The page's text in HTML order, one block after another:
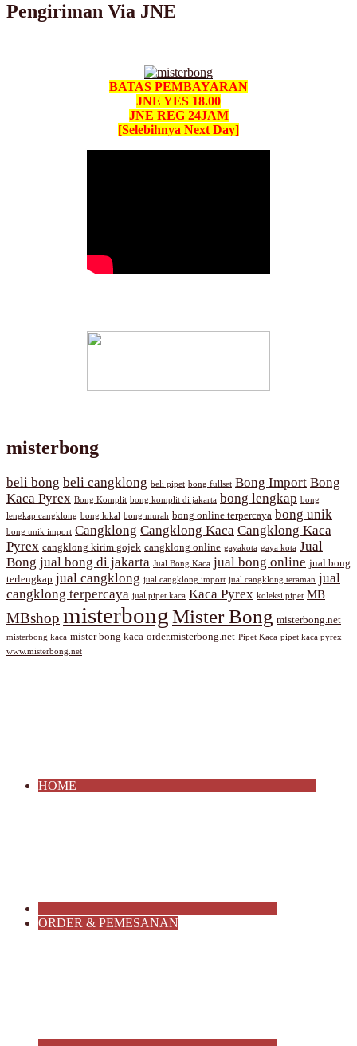
Pengiriman Via JNE
BATAS PEMBAYARAN
JNE YES 18.00
JNE REG 24JAM
[Selebihnya Next Day]
misterbong
beli bong beli cangklong beli pipet bong fullset Bong Import Bong
Kaca Pyrex Bong Komplit bong komplit di jakarta bong lengkap bong
lengkap cangklong bong lokal bong murah bong online terpercaya bong unik
bong unik import Cangklong Cangklong Kaca Cangklong Kaca
Pyrex cangklong kirim gojek cangklong online gayakota gaya kota Jual
Bong jual bong di jakarta Jual Bong Kaca jual bong online jual bong
terlengkap jual cangklong jual cangklong import jual cangklong teraman jual
cangklong terpercaya jual pipet kaca Kaca Pyrex koleksi pipet MB
MBshop misterbongMister Bong misterbong.net
misterbong kaca mister bong kaca order.misterbong.net Pipet Kaca pipet kaca pyrex
www.misterbong.net
HOME
ORDER & PEMESANAN